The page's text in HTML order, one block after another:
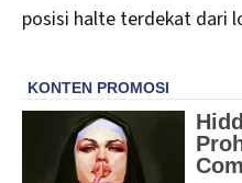
posisi halte terdekat dari